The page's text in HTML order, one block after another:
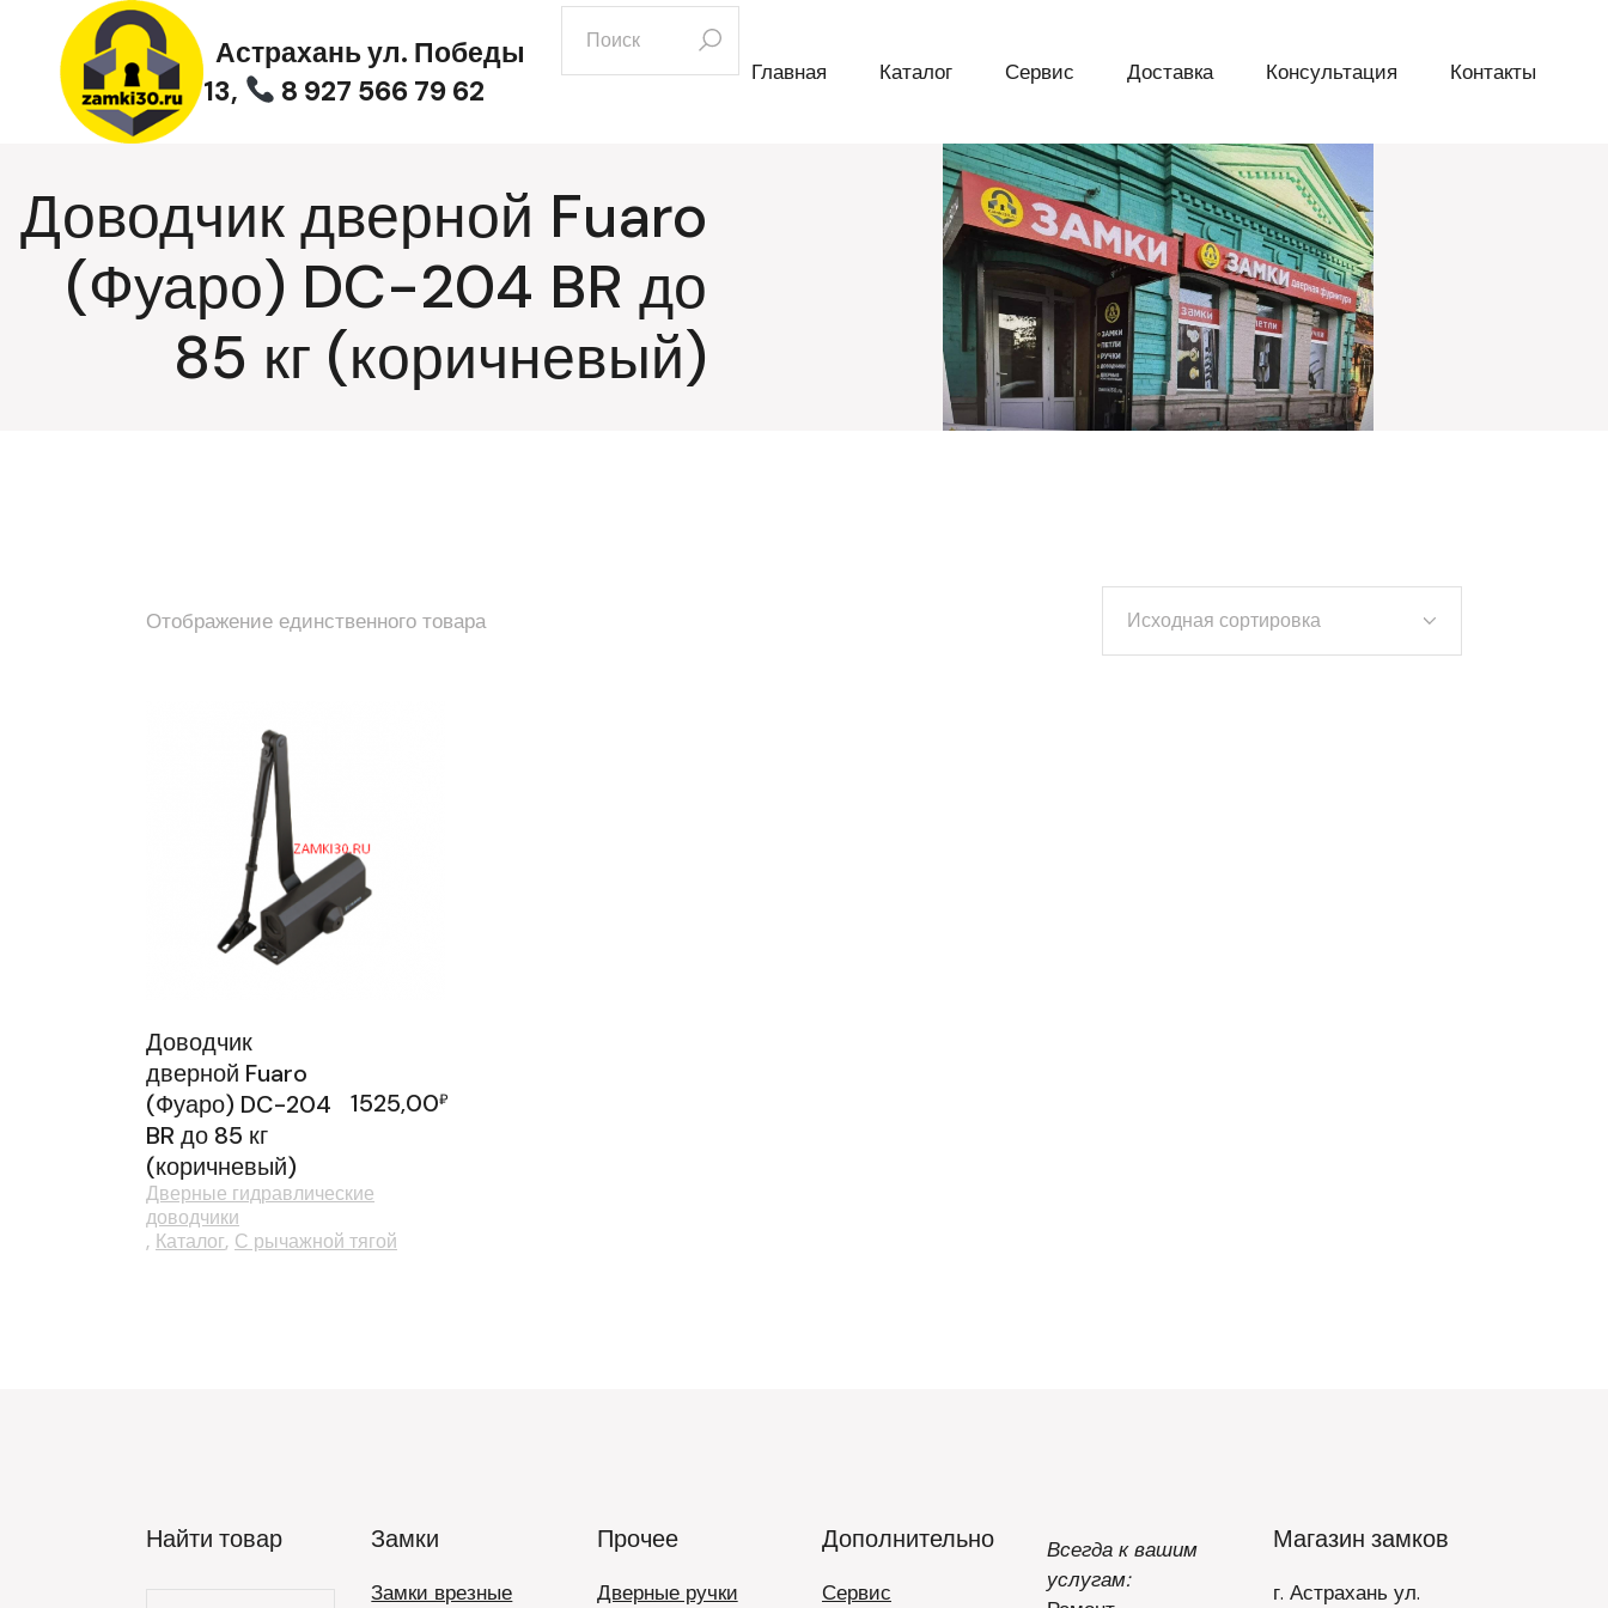
содержимому
Астрахань ул. Победы
13,
8 927 566 79 62
искать:
Главная Каталог Сервис Доставка Консультация Контакты
Доводчик дверной Fuaro
(Фуаро) DC-204 BR до
85 кг (коричневый)
Отображение единственного товара Исходная сортировка
Доводчик
дверной Fuaro
(Фуаро) DC-204
BR до 85 кг
(коричневый)
1525,00₽
Дверные гидравлические
доводчики
Каталог С рычажной тягой
Найти товар Замки
Замки врезные
Прочее
Дверные ручки
Дополнительно
Сервис
Всегда к вашим
услугам:
Магазин замков
г. Астрахань ул.